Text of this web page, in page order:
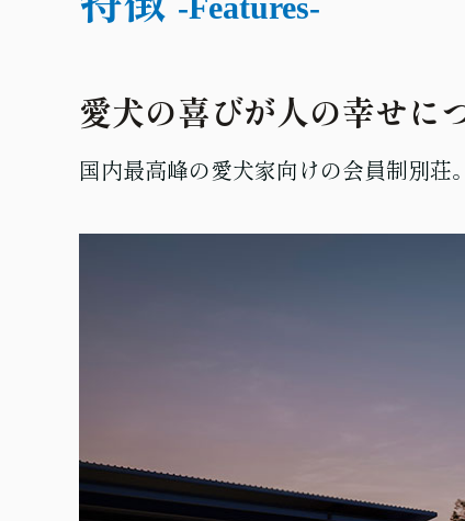
愛犬の喜びが人の幸せに
国内最高峰の愛犬家向けの会員制別荘